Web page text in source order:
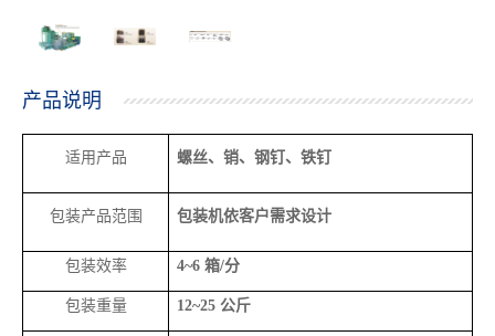
产品说明
适用产品 螺丝、销、钢钉、铁钉
包装产品范围 包装机依客户需求设计
包装效率 4~6箱/分
包装重量 12~25公斤